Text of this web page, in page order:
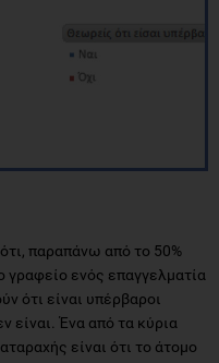
παραπάνω από το 50%
ενός επαγγελματία
ότι είναι υπέρβαροι
είναι. Ένα από τα κύρια
είναι ότι το άτομο